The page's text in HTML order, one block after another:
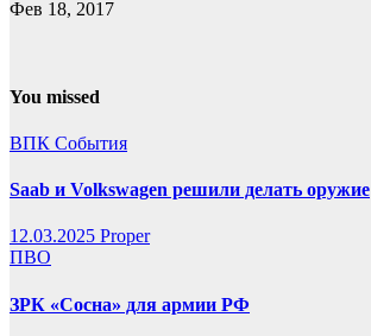
Фев 18, 2017
You missed
ВПК События
Saab и Volkswagen решили делать оружие
12.03.2025 Proper
ПВО
ЗРК «Сосна» для армии РФ